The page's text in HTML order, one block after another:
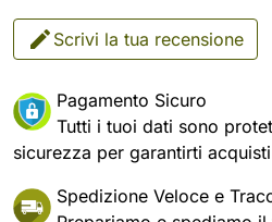
Scrivi la tua recensione
Pagamento Sicuro
Tutti i tuoi dati sono
sicurezza per garantirti
Spedizione Veloce e